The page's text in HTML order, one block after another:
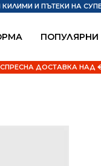
ПОПУЛЯРНИ
КИЛИМИ И ПЪТЕКИ НА
ДОСТАВКА НАД